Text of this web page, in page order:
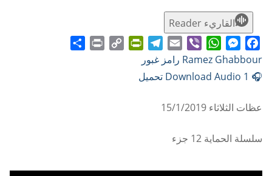
القاريء Reader
Facebook
Messenger
WhatsApp
Viber
Email
Telegram
Ramez Ghabbour رامز غبور
🎧 Download Audio 1 تحميل
عظات الثلاثاء 15/1/2019
سلسلة الحماية 12 جزء